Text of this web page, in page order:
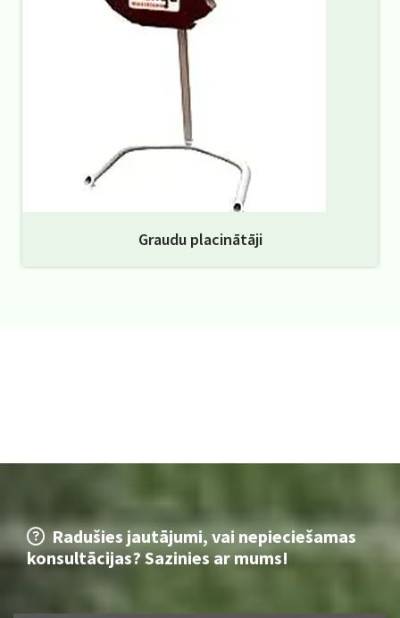
Graudu placinātāji
 Radušies jautājumi, vai nepieciešamas
konsultācijas? Sazinies ar mums!